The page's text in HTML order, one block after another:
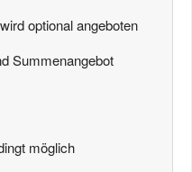
optional angeboten
Summenangebot
möglich